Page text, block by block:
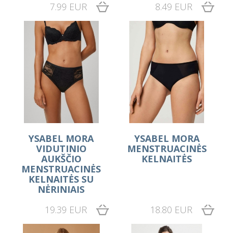
7.99 EUR
8.49 EUR
YSABEL MORA
VIDUTINIO
AUKŠČIO
MENSTRUACINĖS
KELNAITĖS SU
NĖRINIAIS
19.39 EUR
YSABEL MORA
MENSTRUACINĖS
KELNAITĖS
18.80 EUR